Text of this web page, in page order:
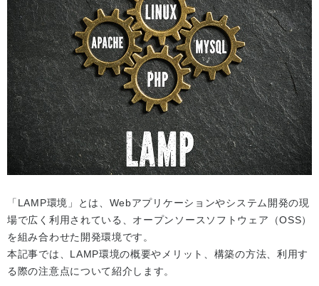
「LAMP環境」とは、Webアプリケーションやシステム開発の現
場で広く利用されている、オープンソースソフトウェア（OSS）
を組み合わせた開発環境です。
本記事では、LAMP環境の概要やメリット、構築の方法、利用す
る際の注意点について紹介します。